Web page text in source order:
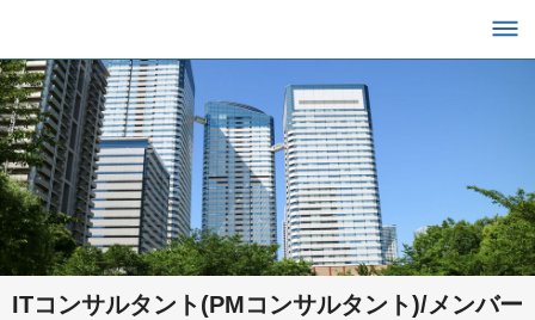
ITコンサルタント(PMコンサルタント)/メンバー